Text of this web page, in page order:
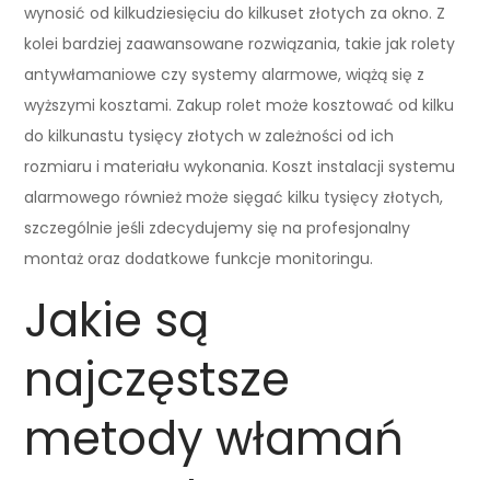
wynosić od kilkudziesięciu do kilkuset złotych za okno. Z
kolei bardziej zaawansowane rozwiązania, takie jak rolety
antywłamaniowe czy systemy alarmowe, wiążą się z
wyższymi kosztami. Zakup rolet może kosztować od kilku
do kilkunastu tysięcy złotych w zależności od ich
rozmiaru i materiału wykonania. Koszt instalacji systemu
alarmowego również może sięgać kilku tysięcy złotych,
szczególnie jeśli zdecydujemy się na profesjonalny
montaż oraz dodatkowe funkcje monitoringu.
Jakie są
najczęstsze
metody włamań